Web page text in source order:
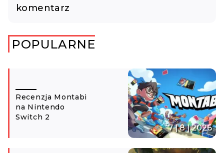
komentarz
POPULARNE
Recenzja Montabi
na Nintendo
Switch 2
7 | 8 | 2026